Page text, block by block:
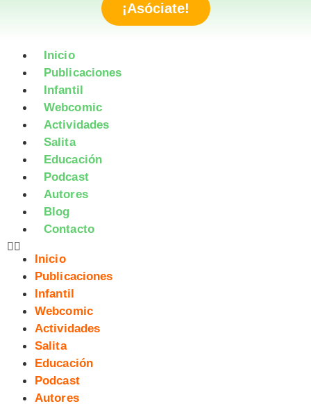
¡Asóciate!
Inicio
Publicaciones
Infantil
Webcomic
Actividades
Salita
Educación
Podcast
Autores
Blog
Contacto
Inicio
Publicaciones
Infantil
Webcomic
Actividades
Salita
Educación
Podcast
Autores